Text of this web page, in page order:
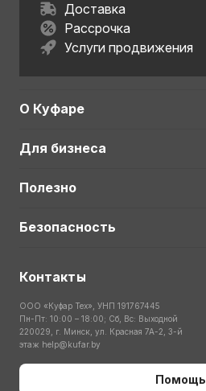
Доставка
Рассрочка
Услуги продвижения
О Куфаре
Для бизнеса
Полезно
Безопасность
Контакты
ООО «Куфар Тех», УНП 191767445
Пн-Пт: 10:00 – 18:00; Сб, Вс: Выходной
220029, г. Минск, ул. Красная 7А-2, 3-й
этаж help@kufar.by
Помощь